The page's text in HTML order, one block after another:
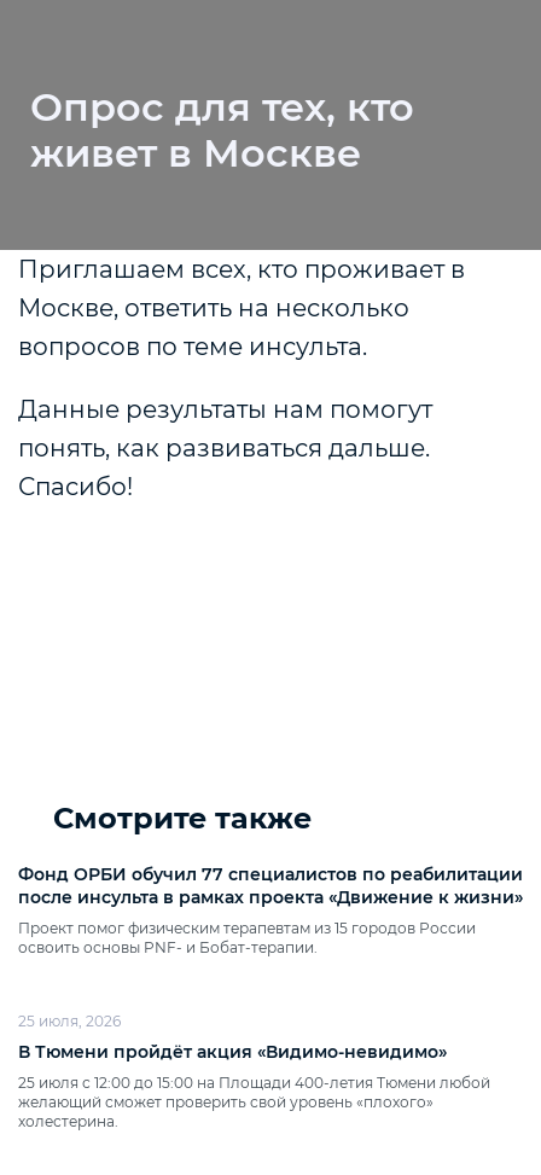
Опрос для тех, кто
живет в Москве
Приглашаем всех, кто проживает в
Москве, ответить на несколько
вопросов по теме инсульта.
Данные результаты нам помогут
понять, как развиваться дальше.
Спасибо!
Смотрите также
Фонд ОРБИ обучил 77 специалистов по реабилитации
после инсульта в рамках проекта «Движение к жизни»
Проект помог физическим терапевтам из 15 городов России
освоить основы PNF‑ и Бобат‑терапии.
25 июля, 2026
В Тюмени пройдёт акция «Видимо‑невидимо»
25 июля с 12:00 до 15:00 на Площади 400‑летия Тюмени любой
желающий сможет проверить свой уровень «плохого»
холестерина.